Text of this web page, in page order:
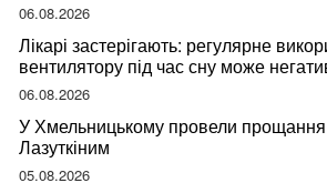
06.08.2026
Лікарі застерігають: регулярне
вентилятору під час сну може
ваше здоров’я
06.08.2026
У Хмельницькому провели
Лазуткіним
05.08.2026